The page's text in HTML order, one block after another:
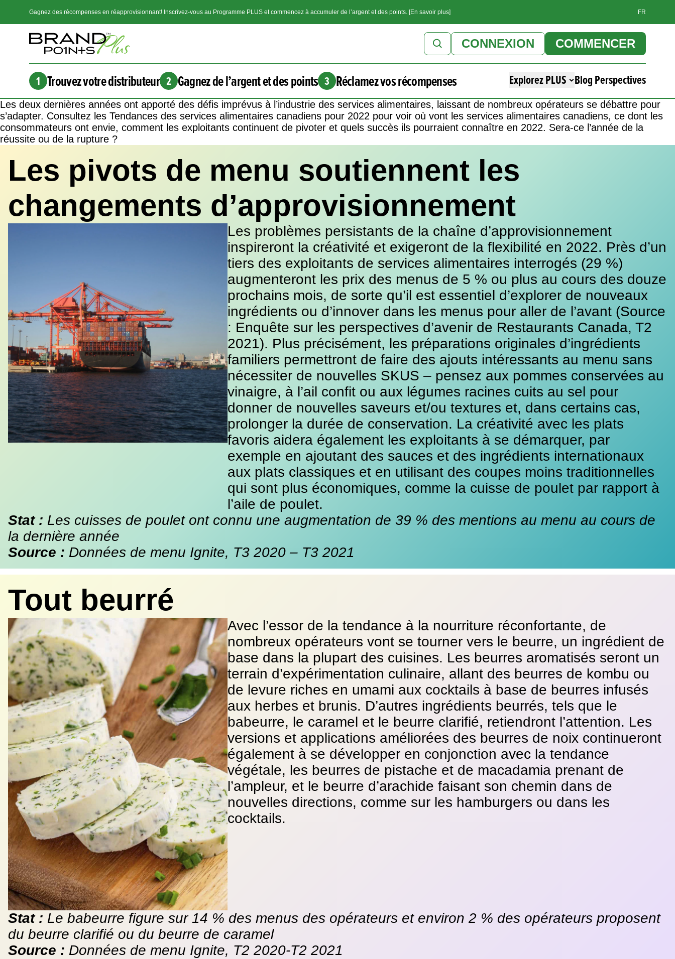
Gagnez des récompenses en réapprovisionnant! Inscrivez-vous au Programme PLUS et commencez à accumuler de l’argent et des points. [En savoir plus] FR
CONNEXION COMMENCER
1 Trouvez votre distributeur 2 Gagnez de l’argent et des points 3 Réclamez vos récompenses Explorez PLUS Blog Perspectives
Les deux dernières années ont apporté des défis imprévus à l’industrie des services alimentaires, laissant de nombreux opérateurs se débattre pour
s’adapter. Consultez les Tendances des services alimentaires canadiens pour 2022 pour voir où vont les services alimentaires canadiens, ce dont les
consommateurs ont envie, comment les exploitants continuent de pivoter et quels succès ils pourraient connaître en 2022. Sera-ce l’année de la
réussite ou de la rupture ?
Les pivots de menu soutiennent les
changements d’approvisionnement
Les problèmes persistants de la chaîne d’approvisionnement
inspireront la créativité et exigeront de la flexibilité en 2022. Près d’un
tiers des exploitants de services alimentaires interrogés (29 %)
augmenteront les prix des menus de 5 % ou plus au cours des douze
prochains mois, de sorte qu’il est essentiel d’explorer de nouveaux
ingrédients ou d’innover dans les menus pour aller de l’avant (Source
: Enquête sur les perspectives d’avenir de Restaurants Canada, T2
2021). Plus précisément, les préparations originales d’ingrédients
familiers permettront de faire des ajouts intéressants au menu sans
nécessiter de nouvelles SKUS – pensez aux pommes conservées au
vinaigre, à l’ail confit ou aux légumes racines cuits au sel pour
donner de nouvelles saveurs et/ou textures et, dans certains cas,
prolonger la durée de conservation. La créativité avec les plats
favoris aidera également les exploitants à se démarquer, par
exemple en ajoutant des sauces et des ingrédients internationaux
aux plats classiques et en utilisant des coupes moins traditionnelles
qui sont plus économiques, comme la cuisse de poulet par rapport à
l’aile de poulet.
Stat : Les cuisses de poulet ont connu une augmentation de 39 % des mentions au menu au cours de
la dernière année
Source : Données de menu Ignite, T3 2020 – T3 2021
Tout beurré
Avec l’essor de la tendance à la nourriture réconfortante, de
nombreux opérateurs vont se tourner vers le beurre, un ingrédient de
base dans la plupart des cuisines. Les beurres aromatisés seront un
terrain d’expérimentation culinaire, allant des beurres de kombu ou
de levure riches en umami aux cocktails à base de beurres infusés
aux herbes et brunis. D’autres ingrédients beurrés, tels que le
babeurre, le caramel et le beurre clarifié, retiendront l’attention. Les
versions et applications améliorées des beurres de noix continueront
également à se développer en conjonction avec la tendance
végétale, les beurres de pistache et de macadamia prenant de
l’ampleur, et le beurre d’arachide faisant son chemin dans de
nouvelles directions, comme sur les hamburgers ou dans les
cocktails.
Stat : Le babeurre figure sur 14 % des menus des opérateurs et environ 2 % des opérateurs proposent
du beurre clarifié ou du beurre de caramel
Source : Données de menu Ignite, T2 2020-T2 2021